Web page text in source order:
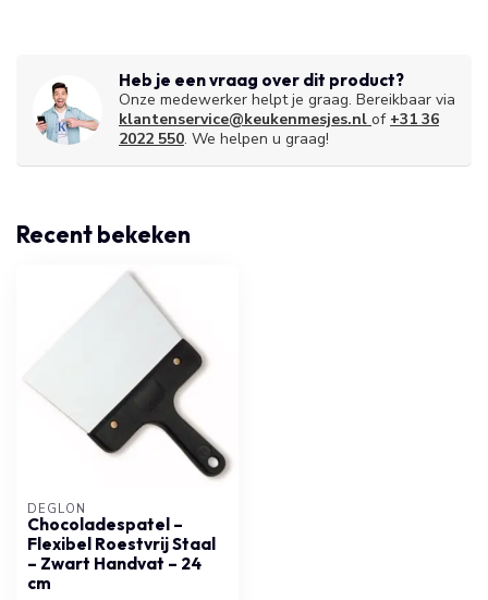
Heb je een vraag over dit product?
Onze medewerker helpt je graag. Bereikbaar via
klantenservice@keukenmesjes.nl of +31 36
2022 550. We helpen u graag!
Recent bekeken
DÉGLON
Chocoladespatel –
Flexibel Roestvrij Staal
– Zwart Handvat – 24
cm